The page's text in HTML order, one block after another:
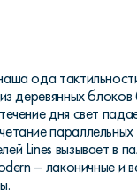
ода
деревянных
дня свет
Lines вызывает в
– лаконичные и